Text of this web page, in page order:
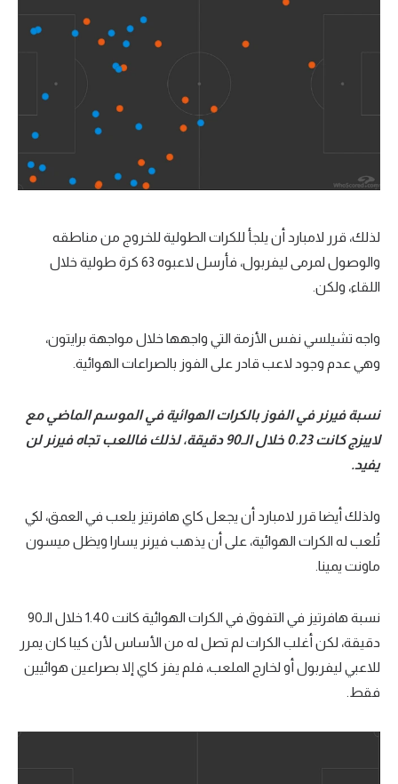
لذلك، قرر لامبارد أن يلجأ للكرات الطولية للخروج من مناطقه
والوصول لمرمى ليفربول، فأرسل لاعبوه 63 كرة طولية خلال
اللقاء، ولكن.
واجه تشيلسي نفس الأزمة التي واجهها خلال مواجهة برايتون،
وهي عدم وجود لاعب قادر على الفوز بالصراعات الهوائية.
نسبة فيرنر في الفوز بالكرات الهوائية في الموسم الماضي مع
لايبزج كانت 0.23 خلال الـ90 دقيقة، لذلك فاللعب تجاه فيرنر لن
يفيد.
ولذلك أيضا قرر لامبارد أن يجعل كاي هافرتيز يلعب في العمق، لكي
تُلعب له الكرات الهوائية، على أن يذهب فيرنر يسارا ويظل ميسون
ماونت يمينا.
نسبة هافرتيز في التفوق في الكرات الهوائية كانت 1.40 خلال الـ90
دقيقة، لكن أغلب الكرات لم تصل له من الأساس لأن كيبا كان يمرر
للاعبي ليفربول أو لخارج الملعب، فلم يفز كاي إلا بصراعين هوائيين
فقط.